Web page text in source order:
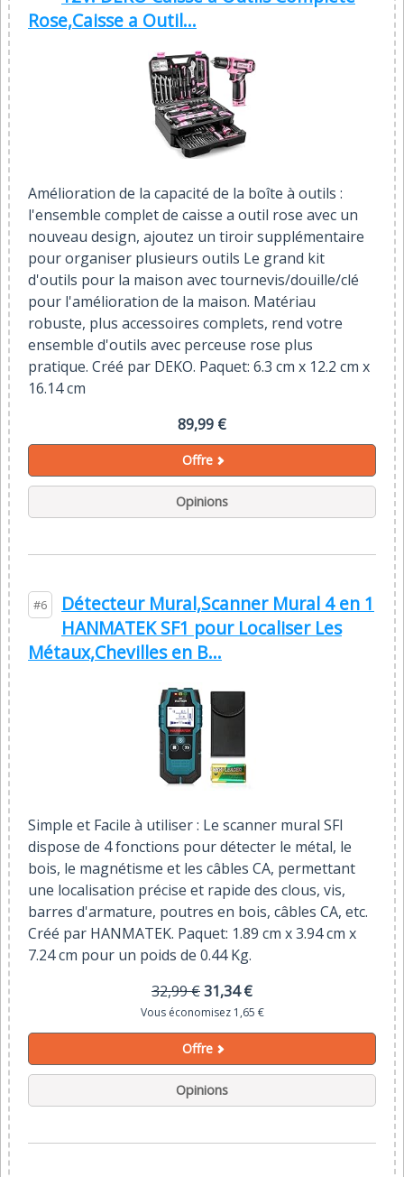
Rose,Caisse a Outil...
Amélioration de la capacité de la boîte à outils :
l'ensemble complet de caisse a outil rose avec un
nouveau design, ajoutez un tiroir supplémentaire
pour organiser plusieurs outils Le grand kit
d'outils pour la maison avec tournevis/douille/clé
pour l'amélioration de la maison. Matériau
robuste, plus accessoires complets, rend votre
ensemble d'outils avec perceuse rose plus
pratique. Créé par DEKO. Paquet: 6.3 cm x 12.2 cm x
16.14 cm
89,99 €
Offre
Opinions
#6
Détecteur Mural,Scanner Mural 4 en 1
HANMATEK SF1 pour Localiser Les
Métaux,Chevilles en B...
Simple et Facile à utiliser : Le scanner mural SFI
dispose de 4 fonctions pour détecter le métal, le
bois, le magnétisme et les câbles CA, permettant
une localisation précise et rapide des clous, vis,
barres d'armature, poutres en bois, câbles CA, etc.
Créé par HANMATEK. Paquet: 1.89 cm x 3.94 cm x
7.24 cm pour un poids de 0.44 Kg.
32,99 €31,34 €
Vous économisez 1,65 €
Offre
Opinions